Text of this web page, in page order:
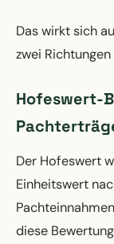
Das wirkt sich
zwei Richtungen
Hofeswert-
Der Hofeswert
Einheitswert
diese